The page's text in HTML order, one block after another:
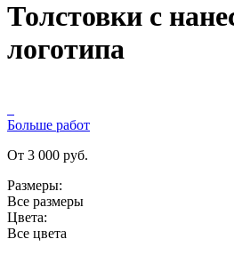
Толстовки с
логотипа
Больше работ
От 3 000 руб.
Размеры:
Все размеры
Цвета:
Все цвета